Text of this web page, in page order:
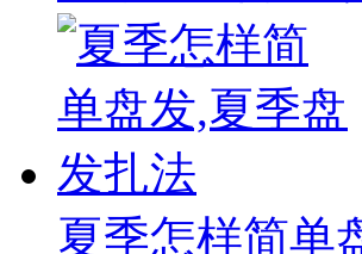
夏季怎样简单